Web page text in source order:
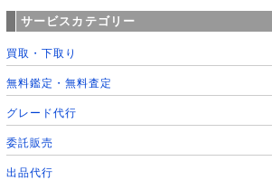
サービスカテゴリー
買取・下取り
無料鑑定・無料査定
グレード代行
委託販売
出品代行